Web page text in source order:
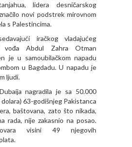
lidera desničarskog
novi podstrek mirovnom
s Palestincima.
iračkog vladajućeg
vođa Abdul Zahra Otman
je u samoubilačkom napadu
u Bagdadu. U napadu je
ljudi.
nagradila je sa 50.000
63-godišnjeg Pakistanca
baštovana, zato što nikada,
rada, nije zakasnio na posao.
visini 49 njegovih